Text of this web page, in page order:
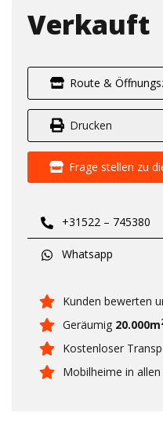
Verkauft
Route &
Drucken
Frage stellen zu
+31522 – 745380
Whatsapp
Kunden bewerten
Geräumig 20.000m
Kostenloser
Mobilheime in